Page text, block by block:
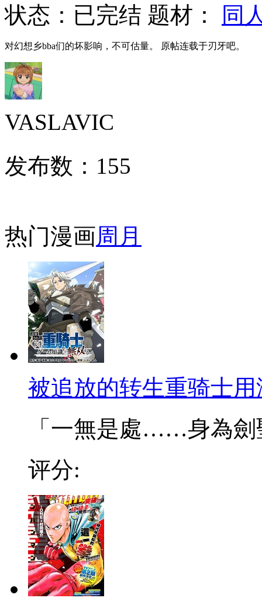
状态： 已完结 题材： 同
对幻想乡bba们的坏影响，不可估量。 原帖连载于刃牙吧。
VASLAVIC
发布数： 155
热门漫画周 月
被追放的转生重骑士
「一無是處……身為劍
评分: